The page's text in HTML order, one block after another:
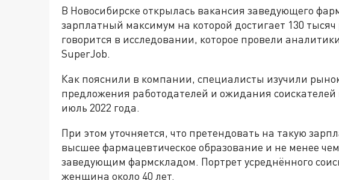
В Новосибирске открылась вакансия заведующего
зарплатный максимум на которой достигает 130
говорится в исследовании, которое провели
SuperJob.
Как пояснили в компании, специалисты изучили
предложения работодателей и ожидания
июль 2022 года.
При этом уточняется, что претендовать на такую
высшее фармацевтическое образование и не менее
заведующим фармскладом. Портрет усреднённого
женщина около 40 лет.